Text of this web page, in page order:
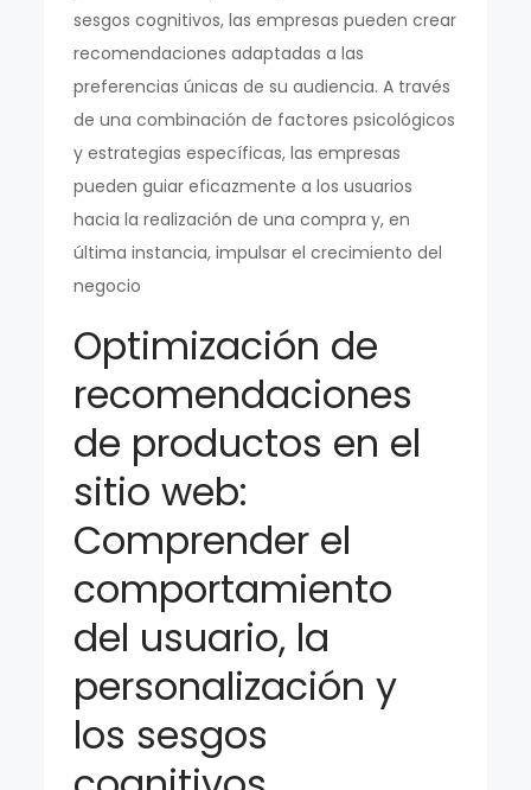
sesgos cognitivos, las empresas pueden crear
recomendaciones adaptadas a las
preferencias únicas de su audiencia. A través
de una combinación de factores psicológicos
y estrategias específicas, las empresas
pueden guiar eficazmente a los usuarios
hacia la realización de una compra y, en
última instancia, impulsar el crecimiento del
negocio
Optimización de
recomendaciones
de productos en el
sitio web:
Comprender el
comportamiento
del usuario, la
personalización y
los sesgos